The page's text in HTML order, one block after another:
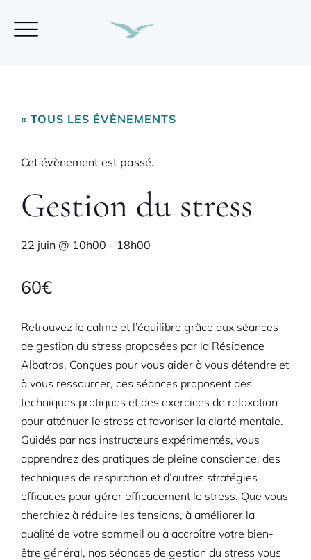
« TOUS LES ÉVÈNEMENTS
Cet évènement est passé.
Gestion du stress
22 juin @ 10h00 - 18h00
60€
Retrouvez le calme et l’équilibre grâce aux séances
de gestion du stress proposées par la Résidence
Albatros. Conçues pour vous aider à vous détendre et
à vous ressourcer, ces séances proposent des
techniques pratiques et des exercices de relaxation
pour atténuer le stress et favoriser la clarté mentale.
Guidés par nos instructeurs expérimentés, vous
apprendrez des pratiques de pleine conscience, des
techniques de respiration et d’autres stratégies
efficaces pour gérer efficacement le stress. Que vous
cherchiez à réduire les tensions, à améliorer la
qualité de votre sommeil ou à accroître votre bien-
être général, nos séances de gestion du stress vous